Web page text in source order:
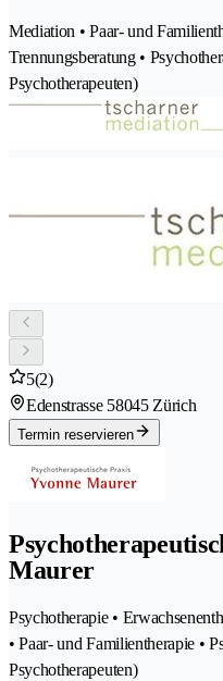
Mediation • Paar- und
Trennungsberatung •
Psychotherapeuten)
5(2)
Edenstrasse 58045 Zürich
Termin reservieren
Maurer
Psychotherapie •
• Paar- und Familientherapie •
Psychotherapeuten)